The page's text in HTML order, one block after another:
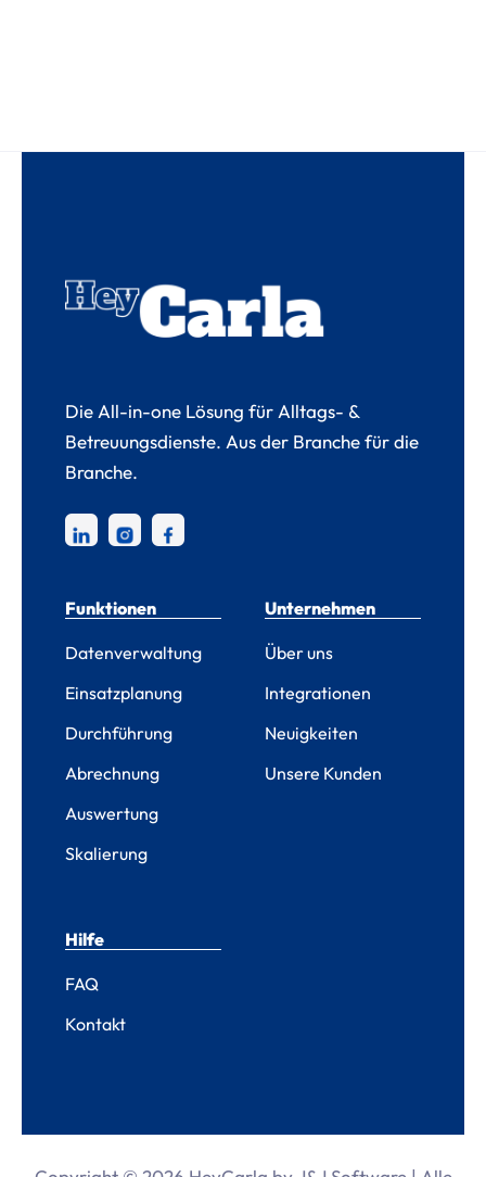
Die All-in-one Lösung für Alltags- &
Betreuungsdienste. Aus der Branche für die
Branche.
Funktionen
Datenverwaltung
Einsatzplanung
Durchführung
Abrechnung
Auswertung
Skalierung
Unternehmen
Über uns
Integrationen
Neuigkeiten
Unsere Kunden
Hilfe
FAQ
Kontakt